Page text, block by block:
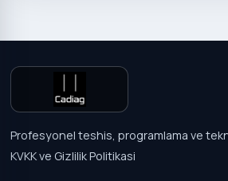
Profesyonel teshis, programlama ve
KVKK ve Gizlilik Politikasi